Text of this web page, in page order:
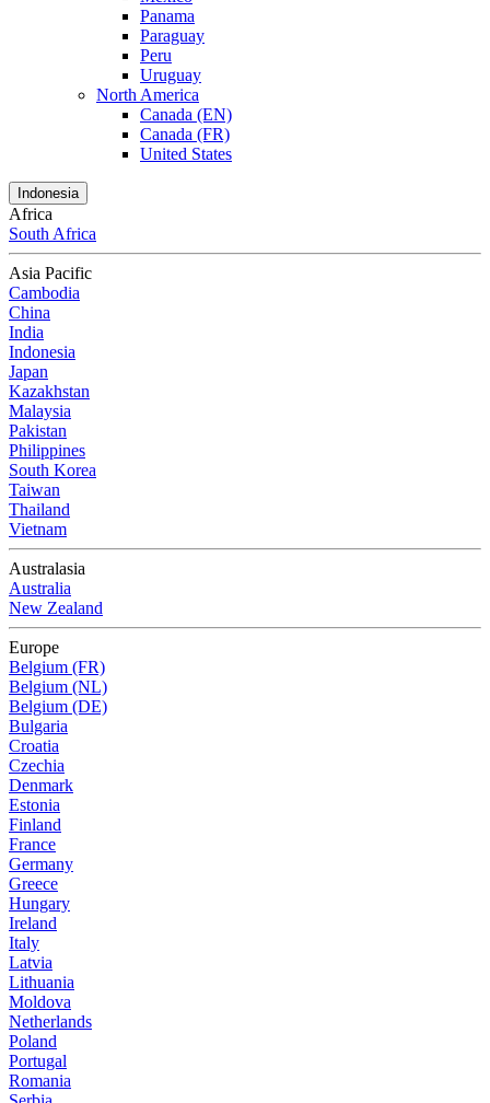
Panama
Paraguay
Peru
Uruguay
North America
Canada (EN)
Canada (FR)
United States
Indonesia
Africa
South Africa
Asia Pacific
Cambodia
China
India
Indonesia
Japan
Kazakhstan
Malaysia
Pakistan
Philippines
South Korea
Taiwan
Thailand
Vietnam
Australasia
Australia
New Zealand
Europe
Belgium (FR)
Belgium (NL)
Belgium (DE)
Bulgaria
Croatia
Czechia
Denmark
Estonia
Finland
France
Germany
Greece
Hungary
Ireland
Italy
Latvia
Lithuania
Moldova
Netherlands
Poland
Portugal
Romania